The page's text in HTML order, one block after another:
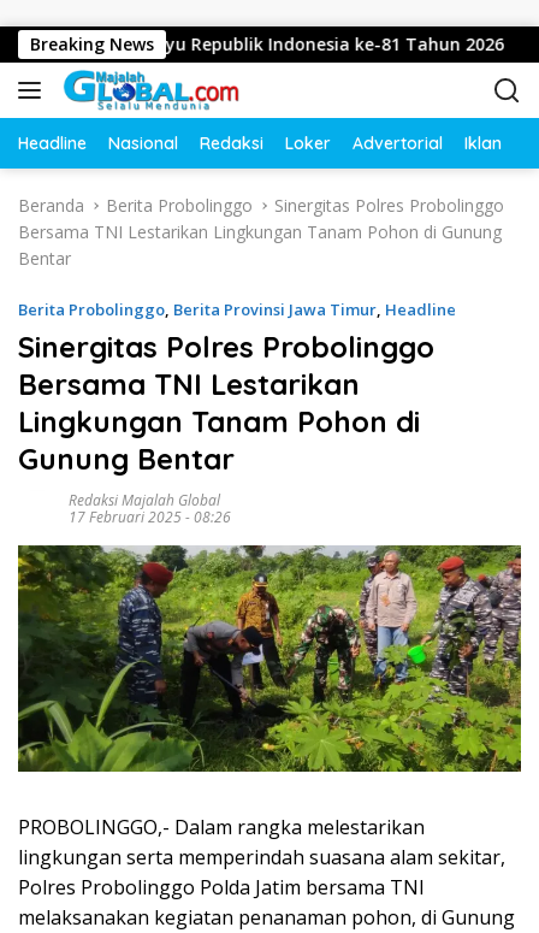
Breaking News
Dirgahayu Republik Indonesia ke-81 Tahun 2026
Headline Nasional Redaksi Loker Advertorial Iklan
Beranda Berita Probolinggo
Sinergitas Polres Probolinggo
Bersama TNI Lestarikan Lingkungan Tanam Pohon di Gunung
Bentar
Berita Probolinggo, Berita Provinsi Jawa Timur, Headline
Sinergitas Polres Probolinggo
Bersama TNI Lestarikan
Lingkungan Tanam Pohon di
Gunung Bentar
Redaksi Majalah Global
17 Februari 2025 - 08:26
PROBOLINGGO,- Dalam rangka melestarikan
lingkungan serta memperindah suasana alam sekitar,
Polres Probolinggo Polda Jatim bersama TNI
melaksanakan kegiatan penanaman pohon, di Gunung